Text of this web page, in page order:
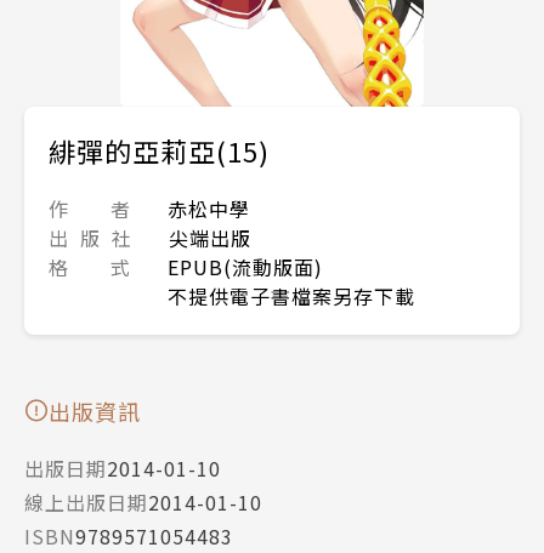
緋彈的亞莉亞(15)
作 者
赤松中學
出 版 社
尖端出版
格 式
EPUB(流動版面)
不提供電子書檔案另存下載
出版資訊
出版日期2014-01-10
線上出版日期2014-01-10
ISBN9789571054483